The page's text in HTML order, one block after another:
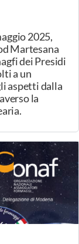
formaggi
nelle
per